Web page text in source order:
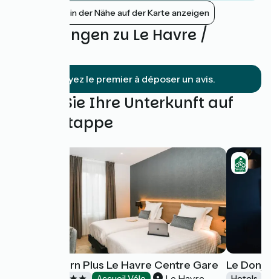
Bahnhöfe in der Nähe auf der Karte anzeigen
Bewertungen zu Le Havre /
Soyez le premier à déposer un avis.
Finden Sie Ihre Unterkunft auf
dieser Etappe
Best Western Plus Le Havre Centre Gare Le